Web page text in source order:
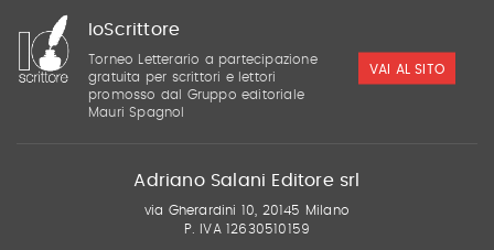
IoScrittore
Torneo Letterario a partecipazione
gratuita per scrittori e lettori
promosso dal Gruppo editoriale
Mauri Spagnol
VAI AL SITO
Adriano Salani Editore srl
via Gherardini 10, 20145 Milano
P. IVA 12630510159